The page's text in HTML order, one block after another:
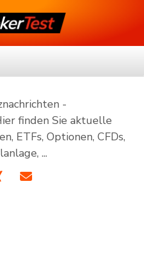
-
finden Sie aktuelle
ETFs, Optionen, CFDs,
...